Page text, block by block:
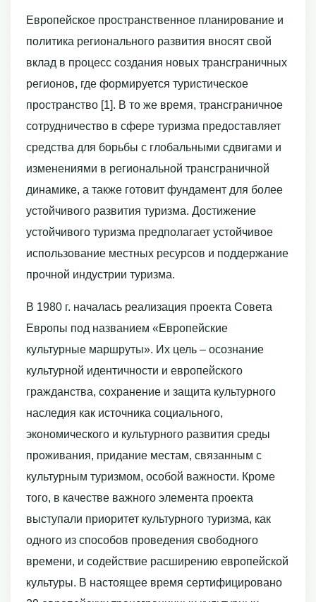
Европейское пространственное планирование и
политика регионального развития вносят свой
вклад в процесс создания новых трансграничных
регионов, где формируется туристическое
пространство [1]. В то же время, трансграничное
сотрудничество в сфере туризма предоставляет
средства для борьбы с глобальными сдвигами и
изменениями в региональной трансграничной
динамике, а также готовит фундамент для более
устойчивого развития туризма. Достижение
устойчивого туризма предполагает устойчивое
использование местных ресурсов и поддержание
прочной индустрии туризма.
В 1980 г. началась реализация проекта Совета
Европы под названием «Европейские
культурные маршруты». Их цель – осознание
культурной идентичности и европейского
гражданства, сохранение и защита культурного
наследия как источника социального,
экономического и культурного развития среды
проживания, придание местам, связанным с
культурным туризмом, особой важности. Кроме
того, в качестве важного элемента проекта
выступали приоритет культурного туризма, как
одного из способов проведения свободного
времени, и содействие расширению европейской
культуры. В настоящее время сертифицировано